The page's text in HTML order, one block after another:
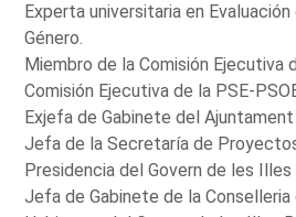
Experta universitaria en
Género.
Miembro de la Comisión Ejecutiva
Comisión Ejecutiva de la PSE-
Exjefa de Gabinete del Ajuntament
Jefa de la Secretaría de
Presidencia del Govern de les Illes
Jefa de Gabinete de la